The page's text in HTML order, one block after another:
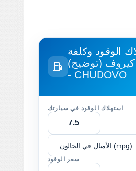
الوقود وكلفة
كيروف (توضيح)
- CHUDOVO
استهلاك الوقود في سيارتك
الأميال في الجالون (mpg)
سعر الوقود